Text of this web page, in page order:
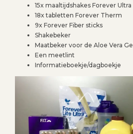
15x maaltijdshakes Forever Ultra
18x tabletten Forever Therm
9x Forever Fiber sticks
Shakebeker
Maatbeker voor de Aloe Vera Gel
Een meetlint
Informatieboekje/dagboekje